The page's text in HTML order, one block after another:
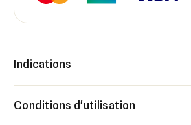
Indications
Conditions d'utilisation